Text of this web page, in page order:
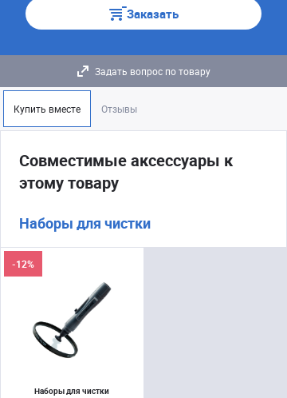
Заказать
Задать вопрос по товару
Купить вместе Отзывы
Совместимые аксессуары к
этому товару
Наборы для чистки
Наборы для чистки
-12%